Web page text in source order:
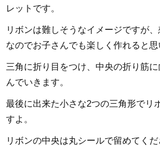
レットです。
リボンは難しそうなイメージですが
なのでお子さんでも楽しく作れると思
三角に折り目をつけ、中央の折り筋
んでいきます。
最後に出来た小さな2つの三角形でリ
すよ。
リボンの中央は丸シールで留めてくだ